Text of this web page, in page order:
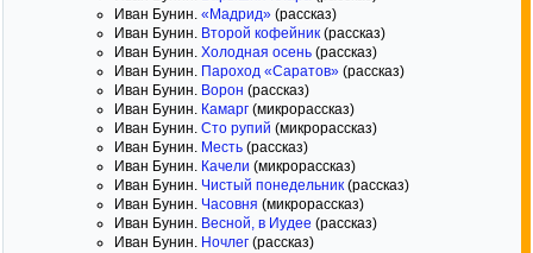
Иван Бунин. «Мадрид» (рассказ)
Иван Бунин. Второй кофейник (рассказ)
Иван Бунин. Холодная осень (рассказ)
Иван Бунин. Пароход «Саратов» (рассказ)
Иван Бунин. Ворон (рассказ)
Иван Бунин. Камарг (микрорассказ)
Иван Бунин. Сто рупий (микрорассказ)
Иван Бунин. Месть (рассказ)
Иван Бунин. Качели (микрорассказ)
Иван Бунин. Чистый понедельник (рассказ)
Иван Бунин. Часовня (микрорассказ)
Иван Бунин. Весной, в Иудее (рассказ)
Иван Бунин. Ночлег (рассказ)